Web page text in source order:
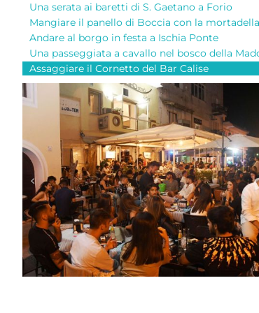
Una serata ai baretti di S. Gaetano a Forio
Mangiare il panello di Boccia con la mortadella
Andare al borgo in festa a Ischia Ponte
Una passeggiata a cavallo nel bosco della
Assaggiare il Cornetto del Bar Calise